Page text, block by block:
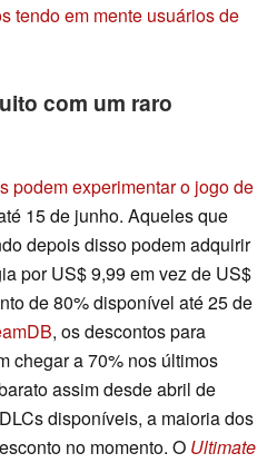
tendo em mente usuários de
com um raro
podem experimentar o jogo de
15 de junho. Aqueles que
depois disso podem adquirir
por US$ 9,99 em vez de US$
de 80% disponível até 25 de
, os descontos para
chegar a 70% nos últimos
assim desde abril de
disponíveis, a maioria dos
no momento. O Ultimate